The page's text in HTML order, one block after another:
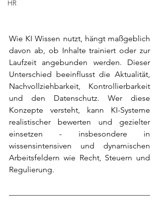
HR
Wie KI Wissen nutzt, hängt maßgeblich
davon ab, ob Inhalte trainiert oder zur
Laufzeit angebunden werden. Dieser
Unterschied beeinflusst die Aktualität,
Nachvollziehbarkeit, Kontrollierbarkeit
und den Datenschutz. Wer diese
Konzepte versteht, kann KI-Systeme
realistischer bewerten und gezielter
einsetzen - insbesondere in
wissensintensiven und dynamischen
Arbeitsfeldern wie Recht, Steuern und
Regulierung.